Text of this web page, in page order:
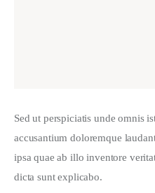
Sed ut perspiciatis unde omnis
accusantium doloremque
ipsa quae ab illo inventore
dicta sunt explicabo.